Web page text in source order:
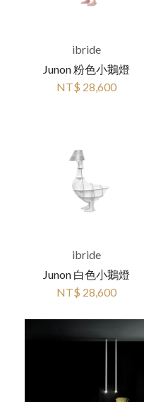
ibride
Junon 粉色小鵝燈
NT$ 28,600
ibride
Junon 白色小鵝燈
NT$ 28,600